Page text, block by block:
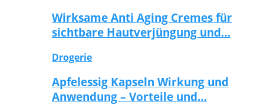
Wirksame Anti Aging Cremes für
sichtbare Hautverjüngung und…
Drogerie
Apfelessig Kapseln Wirkung und
Anwendung – Vorteile und…